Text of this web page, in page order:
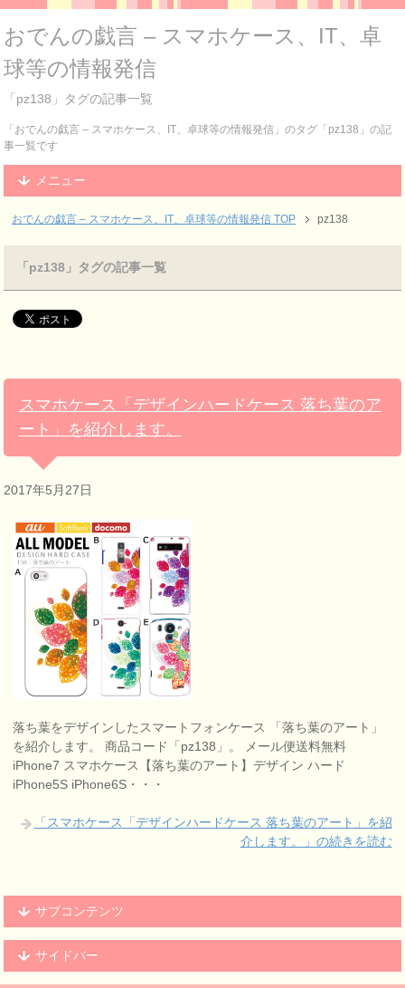
おでんの戯言 – スマホケース、IT、卓
球等の情報発信
「pz138」タグの記事一覧
「おでんの戯言 – スマホケース、IT、卓球等の情報発信」のタグ「pz138」の記
事一覧です
メニュー
おでんの戯言 – スマホケース、IT、卓球等の情報発信 TOP pz138
「pz138」タグの記事一覧
スマホケース「デザインハードケース 落ち葉のア
ート」を紹介します。
2017年5月27日
落ち葉をデザインしたスマートフォンケース 「落ち葉のアート」
を紹介します。 商品コード「pz138」。 メール便送料無料
iPhone7 スマホケース【落ち葉のアート】デザイン ハード
iPhone5S iPhone6S・・・
「スマホケース「デザインハードケース 落ち葉のアート」を紹
介します。」の続きを読む
サブコンテンツ
サイドバー